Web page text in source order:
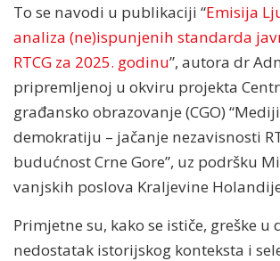
To se navodi u publikaciji “Emisija
analiza (ne)ispunjenih standarda
RTCG za 2025. godinu”, autora dr
pripremljenoj u okviru projekta
građansko obrazovanje (CGO)
demokratiju – jačanje nezavisnosti
budućnost Crne Gore”, uz podršku
vanjskih poslova Kraljevine
Primjetne su, kako se ističe, greške u
nedostatak istorijskog konteksta i